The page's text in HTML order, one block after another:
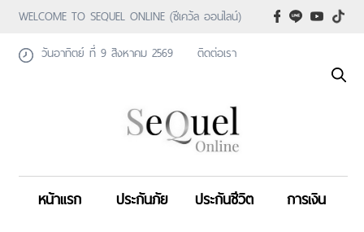
WELCOME TO SEQUEL ONLINE (ซีเคว้ล ออนไลน์)
วันอาทิตย์ ที่ 9 สิงหาคม 2569
ติดต่อเรา
หน้าแรก ประกันภัย ประกันชีวิต
การเงิน